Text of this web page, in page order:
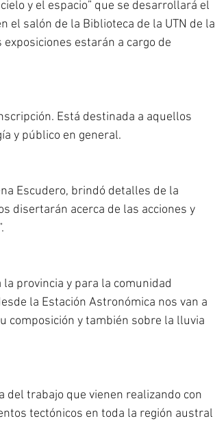
y el espacio” que se desarrollará el
el salón de la Biblioteca de la UTN de la
estarán a cargo de
Está destinada a aquellos
y público en general.
Escudero, brindó detalles de la
disertarán acerca de las acciones y
provincia y para la comunidad
la Estación Astronómica nos van a
composición y también sobre la lluvia
del trabajo que vienen realizando con
tectónicos en toda la región austral